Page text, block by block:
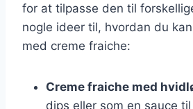
for at tilpasse den til
nogle ideer til, hvordan du
med creme fraiche:
Creme fraiche med
dips eller som en sauce